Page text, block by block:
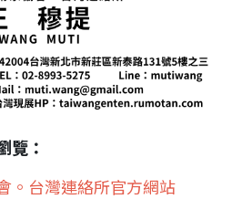
覽：
。台灣連絡所官方網站